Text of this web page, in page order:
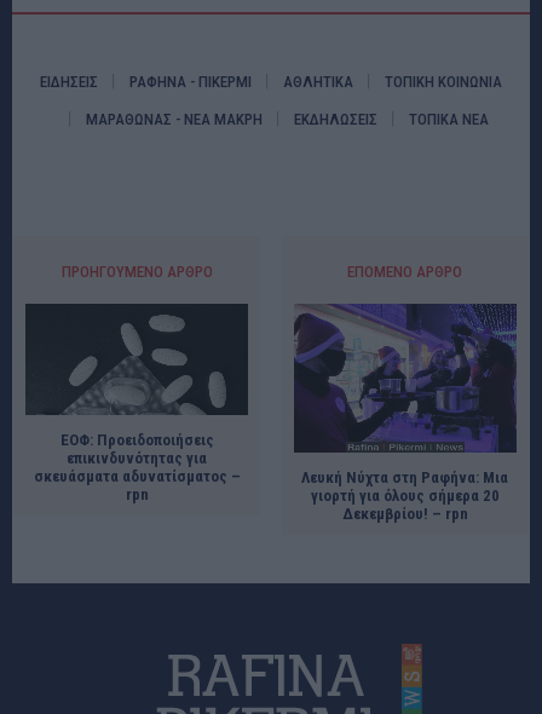
ΕΙΔΗΣΕΙΣ ΡΑΦΗΝΑ - ΠΙΚΕΡΜΙ ΑΘΛΗΤΙΚΑ ΤΟΠΙΚΗ ΚΟΙΝΩΝΙΑ
ΜΑΡΑΘΩΝΑΣ - ΝΕΑ ΜΑΚΡΗ ΕΚΔΗΛΩΣΕΙΣ ΤΟΠΙΚΑ ΝΕΑ
ΠΡΟΗΓΟΎΜΕΝΟ ΆΡΘΡΟ
ΕΟΦ: Προειδοποιήσεις
επικινδυνότητας για
σκευάσματα αδυνατίσματος –
rpn
ΕΠΌΜΕΝΟ ΆΡΘΡΟ
Λευκή Νύχτα στη Ραφήνα: Μια
γιορτή για όλους σήμερα 20
Δεκεμβρίου! – rpn